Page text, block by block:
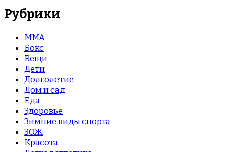
Рубрики
MMA
Бокс
Вещи
Дети
Долголетие
Дом и сад
Еда
Здоровье
Зимние виды спорта
ЗОЖ
Красота